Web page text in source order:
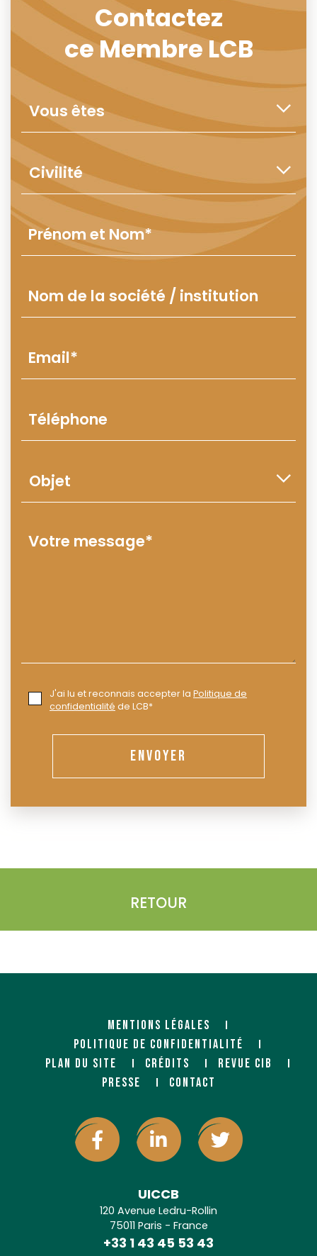
Contactez
ce Membre LCB
J'ai lu et reconnais accepter la Politique de
confidentialité de LCB*
ENVOYER
RETOUR
MENTIONS LÉGALES
POLITIQUE DE CONFIDENTIALITÉ
PLAN DU SITE
CRÉDITS
REVUE CIB
PRESSE
CONTACT
UICCB
120 Avenue Ledru-Rollin
75011 Paris - France
+33 1 43 45 53 43